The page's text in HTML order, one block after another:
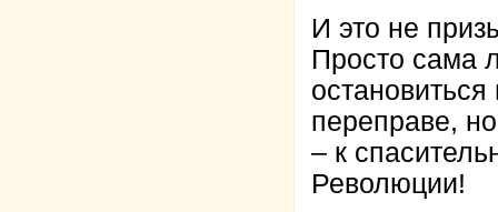
И это не
Просто сама
переправе,
– к
Революции!